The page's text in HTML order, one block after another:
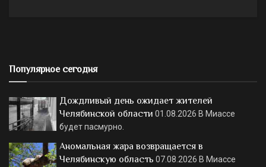
Популярное сегодня
Дождливый день ожидает жителей
Челябинской области 01.08.2026 В Миассе
будет пасмурно.
Аномальная жара возвращается в
Челябинскую область 07.08.2026 В Миассе